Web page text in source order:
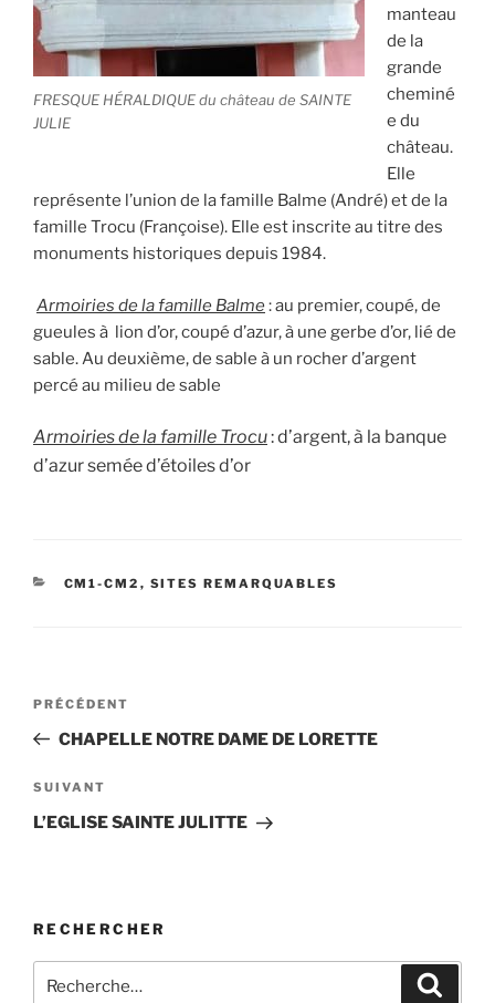
FRESQUE HÉRALDIQUE du château de SAINTE
JULIE
manteau
de la
grande
cheminé
e du
château.
Elle
représente l’union de la famille Balme (André) et de la
famille Trocu (Françoise). Elle est inscrite au titre des
monuments historiques depuis 1984.
Armoiries de la famille Balme: au premier, coupé, de
gueules à lion d’or, coupé d’azur, à une gerbe d’or, lié de
sable. Au deuxième, de sable à un rocher d’argent
percé au milieu de sable
Armoiries de la famille Trocu: d’argent, à la banque
d’azur semée d’étoiles d’or
CATÉGORIES
CM1-CM2 , SITES REMARQUABLES
Navigation
l’article
Article
précédent
PRÉCÉDENT
CHAPELLE NOTRE DAME DE LORETTE
Article
suivant
SUIVANT
L’EGLISE SAINTE JULITTE
RECHERCHER